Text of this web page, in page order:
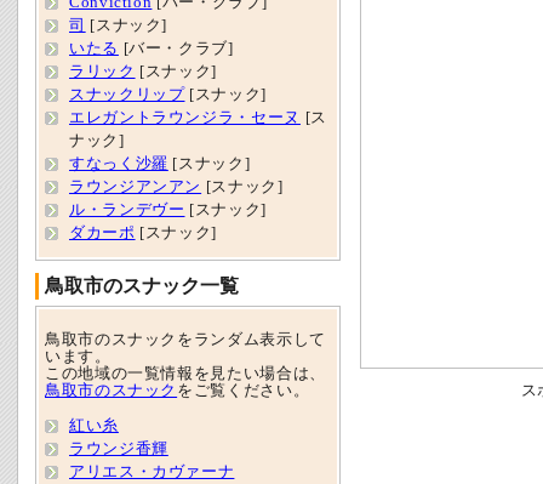
ス
司
[スナック]
いたる [バー・クラブ]
ラリック [スナック]
スナックリップ [スナック]
エレガントラウンジラ・セーヌ
[ス
ナック]
すなっく沙羅 [スナック]
ラウンジアンアン [スナック]
ル・ランデヴー [スナック]
ダカーポ [スナック]
鳥取市のスナック一覧
鳥取市のスナックをランダム表示して
います。
この地域の一覧情報を見たい場合は、
鳥取市のスナック をご覧ください。
紅い糸
ラウンジ香輝
アリエス・カヴァーナ